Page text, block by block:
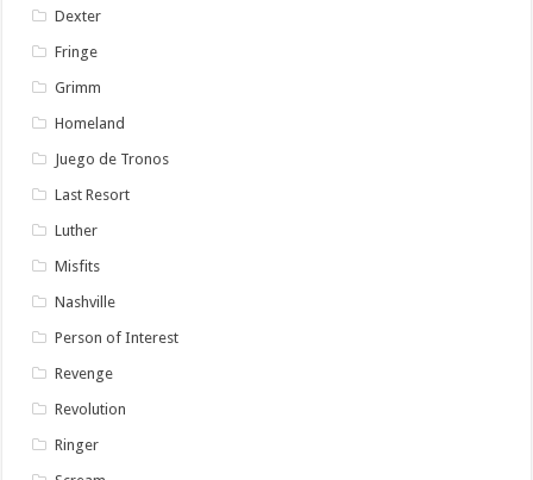
Dexter
Fringe
Grimm
Homeland
Juego de Tronos
Last Resort
Luther
Misfits
Nashville
Person of Interest
Revenge
Revolution
Ringer